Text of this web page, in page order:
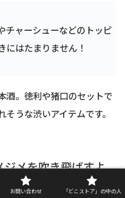
チャーシューなどのトッピ
にはたまりません！
酒。徳利や猪口のセットで
うな渋いアイテムです。
メを吹き飛ばすよ
で特におすすめで
お問い合わせ 「どこストア」の中の人